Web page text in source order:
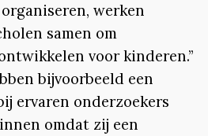
werken
samen om
voor kinderen.”
bijvoorbeeld een
ervaren onderzoekers
omdat zij een